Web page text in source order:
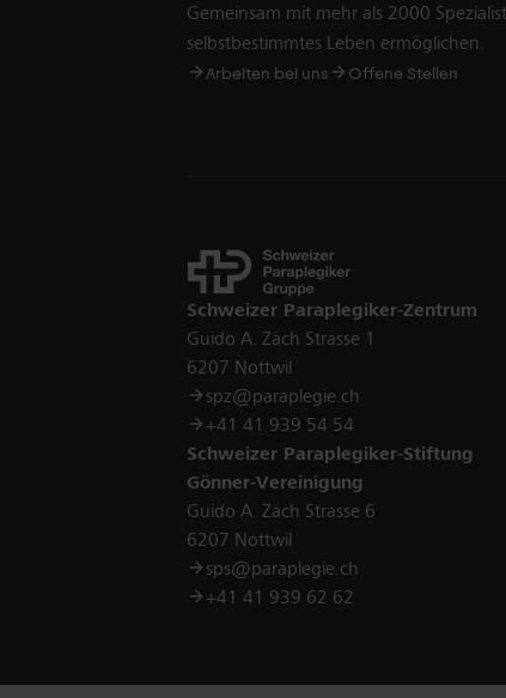
Gemeinsam mit mehr als 2000
selbstbestimmtes Leben ermöglichen.
Arbeiten bei uns Offene Stellen
Kontakt
Schweizer Paraplegiker-Zentrum
Guido A. Zäch Strasse 1
6207 Nottwil
spz@paraplegie.ch
+41 41 939 54 54
Schweizer Paraplegiker-Stiftung
Gönner-Vereinigung
Guido A. Zäch Strasse 6
6207 Nottwil
sps@paraplegie.ch
+41 41 939 62 62